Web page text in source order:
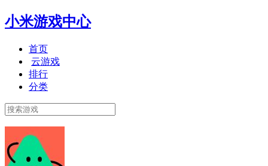
小米游戏中心
首页
云游戏
排行
分类